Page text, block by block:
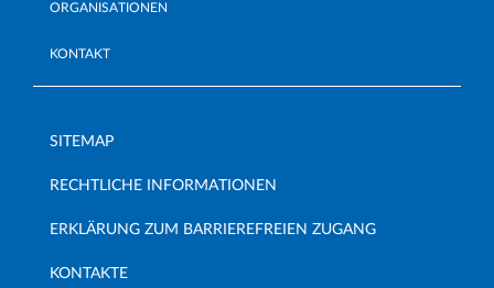
ORGANISATIONEN
KONTAKT
SITEMAP
RECHTLICHE INFORMATIONEN
ERKLÄRUNG ZUM BARRIEREFREIEN ZUGANG
KONTAKTE